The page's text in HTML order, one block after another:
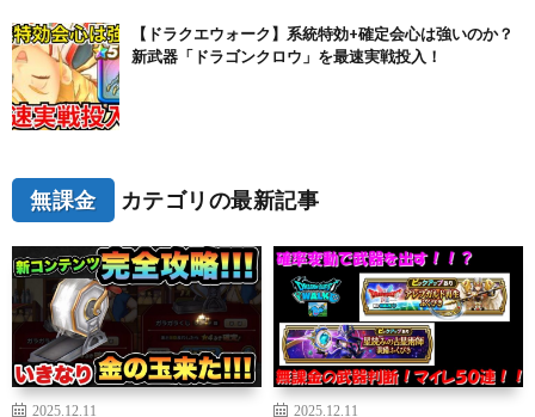
【ドラクエウォーク】系統特効+確定会心は強いのか？
新武器「ドラゴンクロウ」を最速実戦投入！
無課金 カテゴリの最新記事
2025.12.11 2025.12.11